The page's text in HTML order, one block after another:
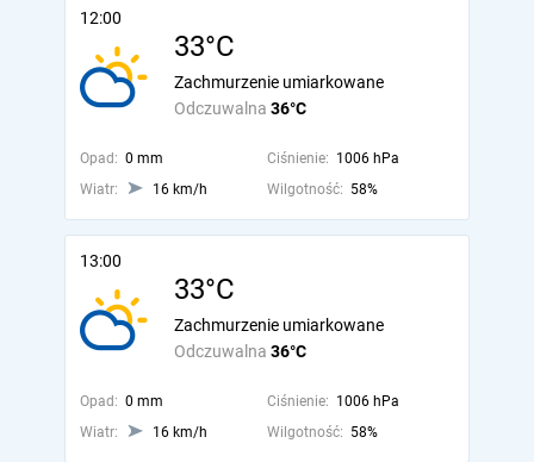
12:00
33°C
Odczuwalna 36°C
Zachmurzenie umiarkowane
Opad: 0 mm Ciśnienie: 1006 hPa
Wiatr:
16 km/h Wilgotność: 58%
13:00
33°C
Odczuwalna 36°C
Zachmurzenie umiarkowane
Opad: 0 mm Ciśnienie: 1006 hPa
Wiatr:
16 km/h Wilgotność: 58%